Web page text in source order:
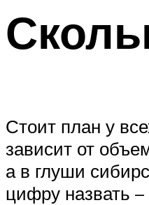
Стоит план у
зависит от
а в глуши
цифру назвать